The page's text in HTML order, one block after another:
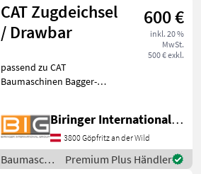
CAT Zugdeichsel
/ Drawbar
600 €
inkl. 20 %
MwSt.
500 € exkl.
passend zu CAT
Baumaschinen Bagger-
Biringer International GmbH
3800 Göpfritz an der Wild
BaumaschinenPremium Plus Händler